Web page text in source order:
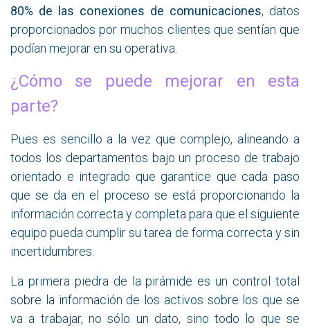
80% de las conexiones de comunicaciones, datos
proporcionados por muchos clientes que sentían que
podían mejorar en su operativa.
¿Cómo se puede mejorar en esta
parte?
Pues es sencillo a la vez que complejo, alineando a
todos los departamentos bajo un proceso de trabajo
orientado e integrado que garantice que cada paso
que se da en el proceso se está proporcionando la
información correcta y completa para que el siguiente
equipo pueda cumplir su tarea de forma correcta y sin
incertidumbres.
La primera piedra de la pirámide es un control total
sobre la información de los activos sobre los que se
va a trabajar, no sólo un dato, sino todo lo que se